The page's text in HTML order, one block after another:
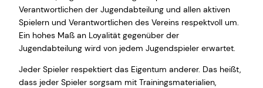
Verantwortlichen der Jugendabteilung und allen aktiven
Spielern und Verantwortlichen des Vereins respektvoll um.
Ein hohes Maß an Loyalität gegenüber der
Jugendabteilung wird von jedem Jugendspieler erwartet.
Jeder Spieler respektiert das Eigentum anderer. Das heißt,
dass jeder Spieler sorgsam mit Trainingsmaterialien,